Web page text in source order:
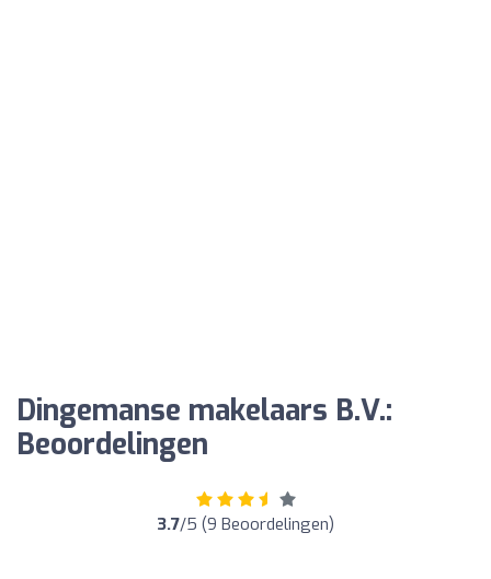
Dingemanse makelaars B.V.:
Beoordelingen
3.7/5 (9 Beoordelingen)